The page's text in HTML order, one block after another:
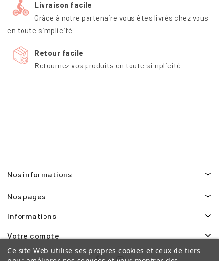
Livraison facile
Grâce à notre partenaire vous êtes livrés chez vous
en toute simplicité
Retour facile
Retournez vos produits en toute simplicité
Nos informations
Nos pages
Informations
Votre compte
Ce site Web utilise ses propres cookies et ceux de tiers